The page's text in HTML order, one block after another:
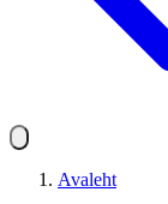
Avaleht